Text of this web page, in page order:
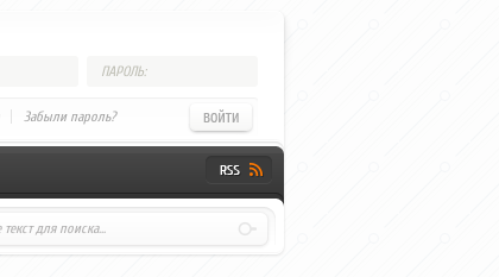
ПАРОЛЬ:
Забыли пароль?